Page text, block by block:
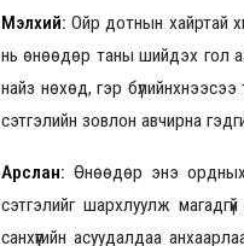
Мэлхий:Ойр дотнын хайртай
нь өнөөдөр таны шийдэх гол
найз нөхөд, гэр
сэтгэлийн зовлон авчирна
Арслан: Өнөөдөр энэ
сэтгэлийг шархлуулж
санхүүгийн асуудалдаа